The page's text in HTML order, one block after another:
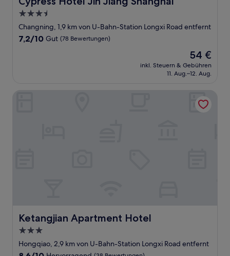
3.5-
Sterne-
Unterkunft
Changning, 1,9 km von U-Bahn-Station Longxi Road entfernt
7.2
7,2/10 Gut (78 Bewertungen)
Der
Preis
beträgt
54 €
inkl. Steuern & Gebühren
11. Aug.–12. Aug.
Ketangjian Apartment Hotel
Ketangjian Apartment Hotel
3.0-
Sterne-
Unterkunft
Hongqiao, 2,9 km von U-Bahn-Station Longxi Road entfernt